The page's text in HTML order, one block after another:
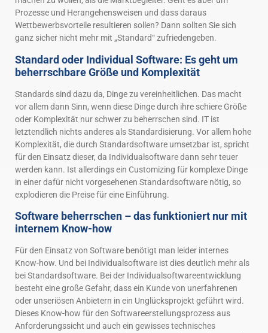
Prozesse und Herangehensweisen und dass daraus
Wettbewerbsvorteile resultieren sollen? Dann sollten Sie sich
ganz sicher nicht mehr mit „Standard“ zufriedengeben.
Standard oder Individual Software: Es geht um
beherrschbare Größe und Komplexität
Standards sind dazu da, Dinge zu vereinheitlichen. Das macht
vor allem dann Sinn, wenn diese Dinge durch ihre schiere Größe
oder Komplexität nur schwer zu beherrschen sind. IT ist
letztendlich nichts anderes als Standardisierung. Vor allem hohe
Komplexität, die durch Standardsoftware umsetzbar ist, spricht
für den Einsatz dieser, da Individualsoftware dann sehr teuer
werden kann. Ist allerdings ein Customizing für komplexe Dinge
in einer dafür nicht vorgesehenen Standardsoftware nötig, so
explodieren die Preise für eine Einführung.
Software beherrschen – das funktioniert nur mit
internem Know-how
Für den Einsatz von Software benötigt man leider internes
Know-how. Und bei Individualsoftware ist dies deutlich mehr als
bei Standardsoftware. Bei der Individualsoftwareentwicklung
besteht eine große Gefahr, dass ein Kunde von unerfahrenen
oder unseriösen Anbietern in ein Unglücksprojekt geführt wird.
Dieses Know-how für den Softwareerstellungsprozess aus
Anforderungssicht und auch ein gewisses technisches